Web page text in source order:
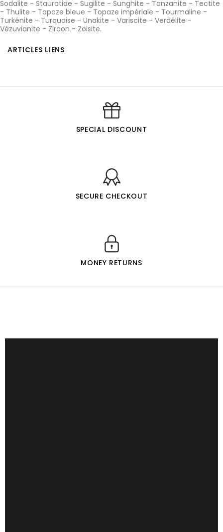
Sodalite - Staurotide - Sugilite - Sunghite - Tanzanite - Tectite
- Thulite - Topaze bleue - Topaze impériale - Tourmaline -
Turkénite - Turquoise - Unakite - Variscite - Verdélite -
Vézuvianite - Zircon - Zoisite.
ARTICLES LIENS
SPECIAL DISCOUNT
SECURE CHECKOUT
MONEY RETURNS